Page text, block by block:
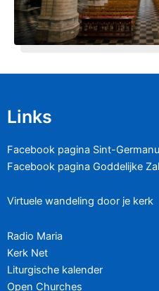
Links
Facebook pagina Sint-
Facebook pagina Goddelijke
Virtuele wandeling door je kerk
Radio Maria
Kerk Net
Liturgische kalender
Open Churches